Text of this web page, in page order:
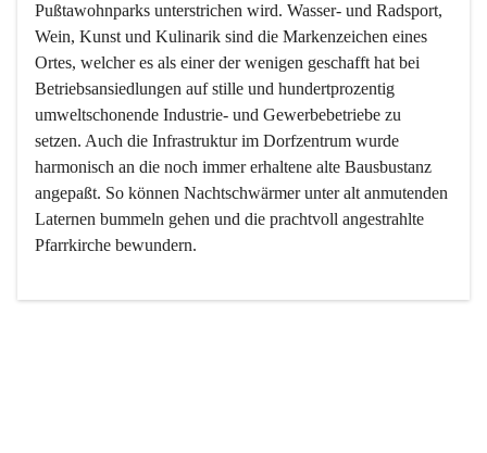
Pußtawohnparks unterstrichen wird. Wasser- und Radsport,
Wein, Kunst und Kulinarik sind die Markenzeichen eines
Ortes, welcher es als einer der wenigen geschafft hat bei
Betriebsansiedlungen auf stille und hundertprozentig
umweltschonende Industrie- und Gewerbebetriebe zu
setzen. Auch die Infrastruktur im Dorfzentrum wurde
harmonisch an die noch immer erhaltene alte Bausbustanz
angepaßt. So können Nachtschwärmer unter alt anmutenden
Laternen bummeln gehen und die prachtvoll angestrahlte
Pfarrkirche bewundern.
Der Weinbau dominert heute nicht mehr, ist aber integrativer